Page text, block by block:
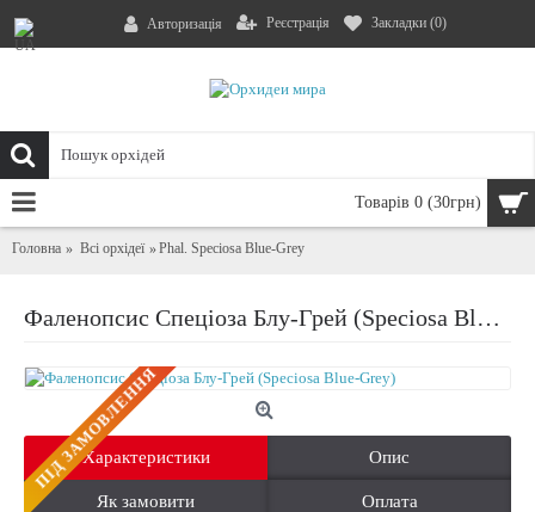
Авторизація Реєстрація Закладки (0)
Товарів 0 (30грн)
Головна Всі орхідеї Phal. Speciosa Blue-Grey
Фаленопсис Спеціоза Блу-Грей (Speciosa Blue-Grey)
ПIД ЗАМОВЛЕННЯ
Характеристики Опис
Як замовити Оплата